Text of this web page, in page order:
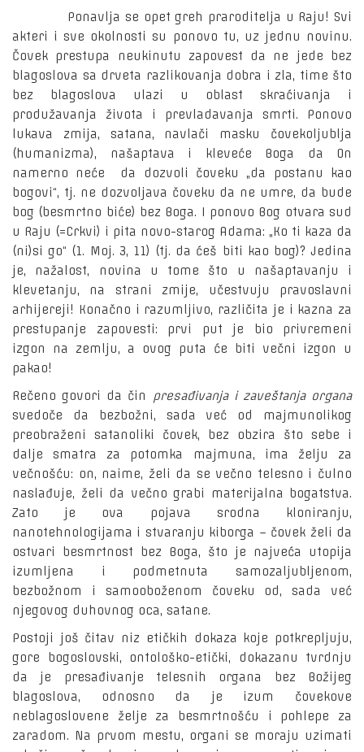
Ponavlja se opet greh praroditelja u Raju! Svi
akteri i sve okolnosti su ponovo tu, uz jednu novinu.
Čovek prestupa neukinutu zapovest da ne jede bez
blagoslova sa drveta razlikovanja dobra i zla, time što
bez blagoslova ulazi u oblast skraćivanja i
produžavanja života i prevladavanja smrti. Ponovo
lukava zmija, satana, navlači masku čovekoljublja
(humanizma), našaptava i kleveće Boga da On
namerno neće da dozvoli čoveku „da postanu kao
bogovi“, tj. ne dozvoljava čoveku da ne umre, da bude
bog (besmrtno biće) bez Boga. I ponovo Bog otvara sud
u Raju (=Crkvi) i pita novo-starog Adama: „Ko ti kaza da
(ni)si go“ (1. Moj. 3, 11) (tj. da ćeš biti kao bog)? Jedina
je, nažalost, novina u tome što u našaptavanju i
klevetanju, na strani zmije, učestvuju pravoslavni
arhijereji! Konačno i razumljivo, različita je i kazna za
prestupanje zapovesti: prvi put je bio privremeni
izgon na zemlju, a ovog puta će biti večni izgon u
pakao!
Rečeno govori da čin presađivanja i zaveštanja organa
svedoče da bezbožni, sada već od majmunolikog
preobraženi satanoliki čovek, bez obzira što sebe i
dalje smatra za potomka majmuna, ima želju za
večnošću: on, naime, želi da se večno telesno i čulno
naslađuje, želi da večno grabi materijalna bogatstva.
Zato je ova pojava srodna kloniranju,
nanotehnologijama i stvaranju kiborga – čovek želi da
ostvari besmrtnost bez Boga, što je najveća utopija
izumljena i podmetnuta samozaljubljenom,
bezbožnom i samooboženom čoveku od, sada već
njegovog duhovnog oca, satane.
Postoji još čitav niz etičkih dokaza koje potkrepljuju,
gore bogoslovski, ontološko-etički, dokazanu tvrdnju
da je presađivanje telesnih organa bez Božijeg
blagoslova, odnosno da je izum čovekove
neblagoslovene želje za besmrtnošću i pohlepe za
zaradom. Na prvom mestu, organi se moraju uzimati